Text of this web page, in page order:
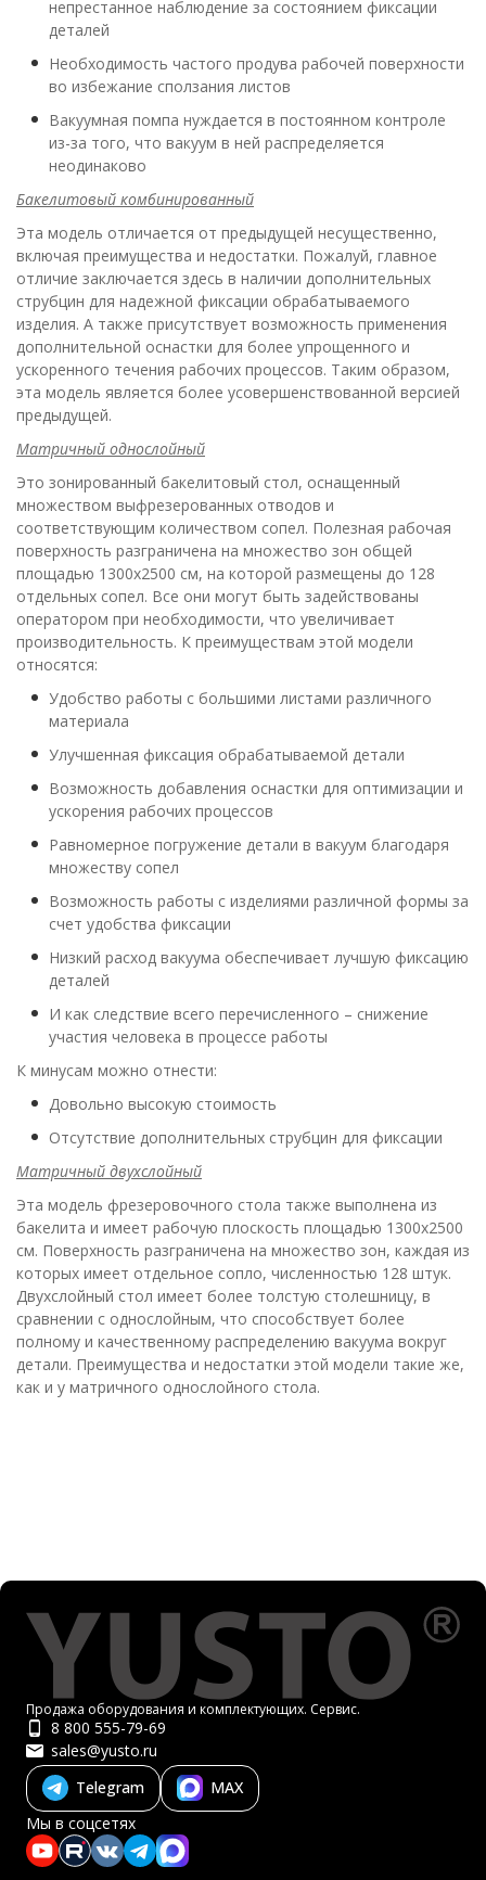
непрестанное наблюдение за состоянием фиксации
деталей
Необходимость частого продува рабочей поверхности
во избежание сползания листов
Вакуумная помпа нуждается в постоянном контроле
из-за того, что вакуум в ней распределяется
неодинаково
Бакелитовый комбинированный
Эта модель отличается от предыдущей несущественно,
включая преимущества и недостатки. Пожалуй, главное
отличие заключается здесь в наличии дополнительных
струбцин для надежной фиксации обрабатываемого
изделия. А также присутствует возможность применения
дополнительной оснастки для более упрощенного и
ускоренного течения рабочих процессов. Таким образом,
эта модель является более усовершенствованной версией
предыдущей.
Матричный однослойный
Это зонированный бакелитовый стол, оснащенный
множеством выфрезерованных отводов и
соответствующим количеством сопел. Полезная рабочая
поверхность разграничена на множество зон общей
площадью 1300х2500 см, на которой размещены до 128
отдельных сопел. Все они могут быть задействованы
оператором при необходимости, что увеличивает
производительность. К преимуществам этой модели
относятся:
Удобство работы с большими листами различного
материала
Улучшенная фиксация обрабатываемой детали
Возможность добавления оснастки для оптимизации и
ускорения рабочих процессов
Равномерное погружение детали в вакуум благодаря
множеству сопел
Возможность работы с изделиями различной формы за
счет удобства фиксации
Низкий расход вакуума обеспечивает лучшую фиксацию
деталей
И как следствие всего перечисленного – снижение
участия человека в процессе работы
К минусам можно отнести:
Довольно высокую стоимость
Отсутствие дополнительных струбцин для фиксации
Матричный двухслойный
Эта модель фрезеровочного стола также выполнена из
бакелита и имеет рабочую плоскость площадью 1300х2500
см. Поверхность разграничена на множество зон, каждая из
которых имеет отдельное сопло, численностью 128 штук.
Двухслойный стол имеет более толстую столешницу, в
сравнении с однослойным, что способствует более
полному и качественному распределению вакуума вокруг
детали. Преимущества и недостатки этой модели такие же,
как и у матричного однослойного стола.
Продажа оборудования и комплектующих. Сервис.
8 800 555-79-69
sales@yusto.ru
Telegram
MAX
Мы в соцсетях